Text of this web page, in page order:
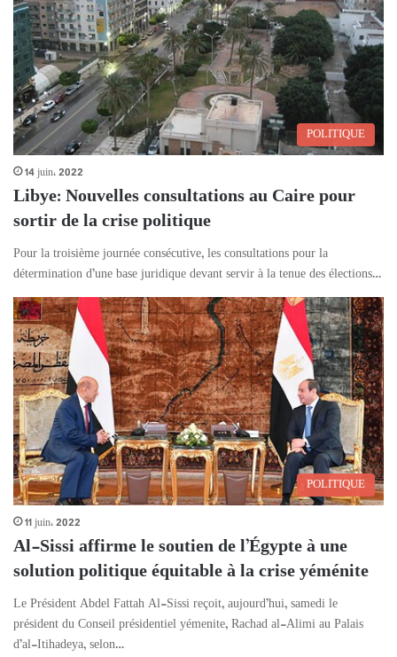
POLITIQUE
14 juin، 2022
Libye: Nouvelles consultations au Caire pour
sortir de la crise politique
Pour la troisième journée consécutive, les consultations pour la
détermination d’une base juridique devant servir à la tenue des élections…
POLITIQUE
11 juin، 2022
Al-Sissi affirme le soutien de l’Égypte à une
solution politique équitable à la crise yéménite
Le Président Abdel Fattah Al-Sissi reçoit, aujourd’hui, samedi le
président du Conseil présidentiel yémenite, Rachad al-Alimi au Palais
d’al-Itihadeya, selon…